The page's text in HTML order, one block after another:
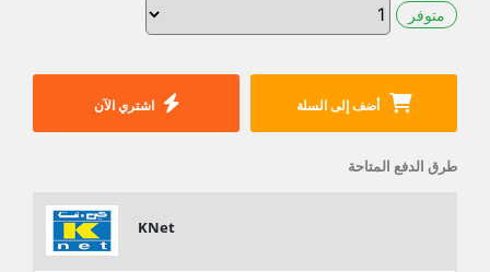
متوفر
أضف إلى السلة اشتري الآن
طرق الدفع المتاحة
KNet